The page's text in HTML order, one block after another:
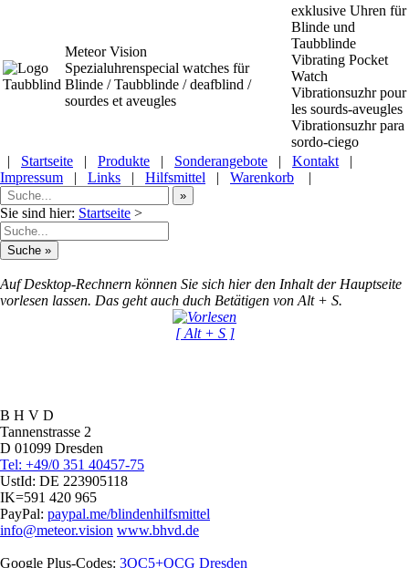
Meteor Vision
Spezialuhrenspecial watches für
Blinde / Taubblinde / deafblind /
sourdes et aveugles
exklusive Uhren für
Blinde und
Taubblinde
Vibrating Pocket
Watch
Vibrationsuzhr pour
les sourds-aveugles
Vibrationsuzhr para
sordo-ciego
|
Startseite | Produkte | Sonderangebote | Kontakt
|
Impressum
| Links | Hilfsmittel | Warenkorb |
Sie sind hier: Startseite >
Auf Desktop-Rechnern können Sie sich hier den Inhalt der Hauptseite
vorlesen lassen. Das geht auch duch Betätigen von Alt + S.
[ Alt + S ]
B H V D
Tannenstrasse 2
D 01099 Dresden
Tel: +49/0 351 40457-75
UstId: DE 223905118
IK=591 420 965
PayPal: paypal.me/blindenhilfsmittel
info@meteor.vision www.bhvd.de
Google Plus-Codes: 3QC5+QCG Dresden